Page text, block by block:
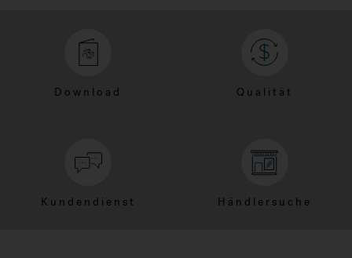
Download Qualität
Kundendienst Händlersuche